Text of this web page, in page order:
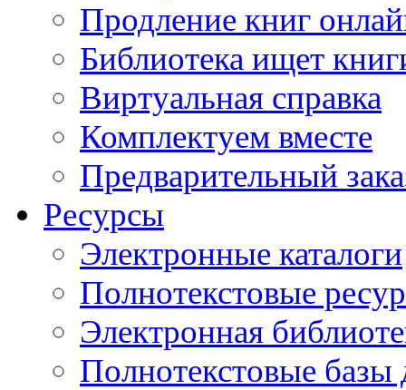
Продление книг
Библиотека ищет
Виртуальная справка
Комплектуем вместе
Предварительный
Ресурсы
Электронные каталоги
Полнотекстовые
Электронная
Полнотекстовые